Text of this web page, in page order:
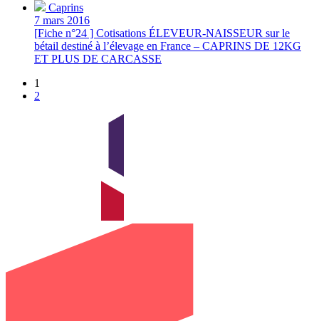
Caprins
7 mars 2016
[Fiche n°24 ] Cotisations ÉLEVEUR-NAISSEUR sur le
bétail destiné à l’élevage en France – CAPRINS DE 12KG
ET PLUS DE CARCASSE
1
2